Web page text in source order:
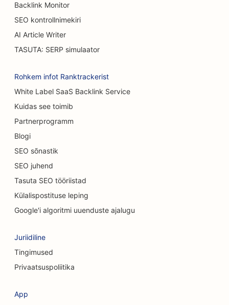
SEO põletuskirurgidele
SEO autopesulate jaoks
SEO kohvikutele
SEO vaipade ja põrandakattematerjalide
kauplustele
SEO Casual Dining restoranidele
SEO keemilise koorimise teenuste jaoks
SEO kassikohvikutele
SEO puhastusteenuste jaoks
SEO konsultatsioonifirmadele
SEO kosmeetiliste kirurgide jaoks
Backlink Monitor
SEO kontrollnimekiri
AI Article Writer
TASUTA: SERP simulaator
Rohkem infot Ranktrackerist
White Label SaaS Backlink Service
Kuidas see toimib
Partnerprogramm
Blogi
SEO sõnastik
SEO juhend
Tasuta SEO tööriistad
Külalispostituse leping
Google'i algoritmi uuenduste ajalugu
Juriidiline
Tingimused
Privaatsuspoliitika
App